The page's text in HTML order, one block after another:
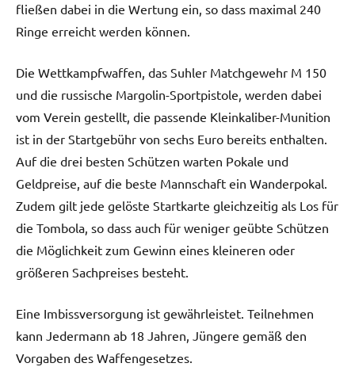
fließen dabei in die Wertung ein, so dass maximal 240
Ringe erreicht werden können.
Die Wettkampfwaffen, das Suhler Matchgewehr M 150
und die russische Margolin-Sportpistole, werden dabei
vom Verein gestellt, die passende Kleinkaliber-Munition
ist in der Startgebühr von sechs Euro bereits enthalten.
Auf die drei besten Schützen warten Pokale und
Geldpreise, auf die beste Mannschaft ein Wanderpokal.
Zudem gilt jede gelöste Startkarte gleichzeitig als Los für
die Tombola, so dass auch für weniger geübte Schützen
die Möglichkeit zum Gewinn eines kleineren oder
größeren Sachpreises besteht.
Eine Imbissversorgung ist gewährleistet. Teilnehmen
kann Jedermann ab 18 Jahren, Jüngere gemäß den
Vorgaben des Waffengesetzes.